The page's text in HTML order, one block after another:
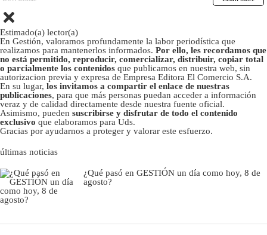
Estimado(a) lector(a)
En Gestión, valoramos profundamente la labor periodística que
realizamos para mantenerlos informados. Por ello, les recordamos que
no está permitido, reproducir, comercializar, distribuir, copiar total
o parcialmente los contenidos que publicamos en nuestra web, sin
autorizacion previa y expresa de Empresa Editora El Comercio S.A.
En su lugar, los invitamos a compartir el enlace de nuestras
publicaciones, para que más personas puedan acceder a información
veraz y de calidad directamente desde nuestra fuente oficial.
Asimismo, pueden suscribirse y disfrutar de todo el contenido
exclusivo que elaboramos para Uds.
Gracias por ayudarnos a proteger y valorar este esfuerzo.
últimas noticias
¿Qué pasó en GESTIÓN un día como hoy, 8 de
agosto?